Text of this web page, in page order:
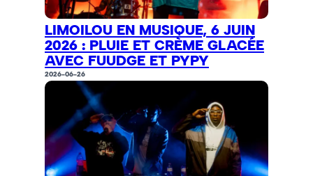
LIMOILOU EN MUSIQUE, 6 JUIN
2026 : PLUIE ET CRÈME GLACÉE
AVEC FUUDGE ET PYPY
2026-06-26